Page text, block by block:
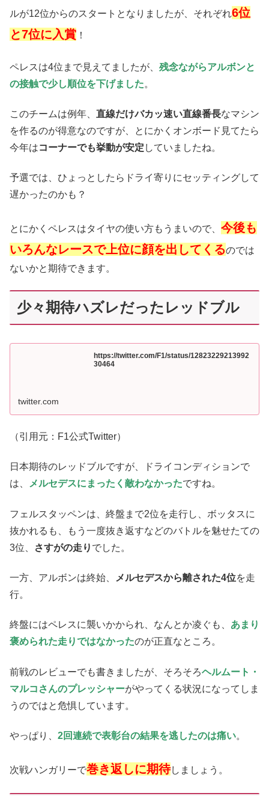
ルが12位からのスタートとなりましたが、それぞれ6位
と7位に入賞 ！
ペレスは4位まで見えてましたが、 残念ながらアルボンと
の接触で少し順位を下げました。
このチームは例年、 直線だけバカッ速い直線番長なマシン
を作るのが得意なのですが、とにかくオンボード見てたら
今年はコーナーでも挙動が安定 していましたね。
予選では、ひょっとしたらドライ寄りにセッティングして
遅かったのかも？
とにかくペレスはタイヤの使い方もうまいので、 今後も
いろんなレースで上位に顔を出してくるのでは
ないかと期待できます。
少々期待ハズレだったレッドブル
https://twitter.com/F1/status/12823229213992
30464
twitter.com
（引用元：F1公式Twitter）
日本期待のレッドブルですが、ドライコンディションで
は、
メルセデスにまったく敵わなかったですね。
フェルスタッペンは、終盤まで2位を走行し、ボッタスに
抜かれるも、もう一度抜き返すなどのバトルを魅せたての
3位、
さすがの走り でした。
一方、アルボンは終始、 メルセデスから離された4位を走
行。
終盤にはペレスに襲いかかられ、なんとか凌ぐも、 あまり
褒められた走りではなかったのが正直なところ。
前戦のレビューでも書きましたが、そろそろヘルムート・
マルコさんのプレッシャーがやってくる状況になってしま
うのではと危惧しています。
やっぱり、 2回連続で表彰台の結果を逃したのは痛い。
次戦ハンガリーで巻き返しに期待しましょう。